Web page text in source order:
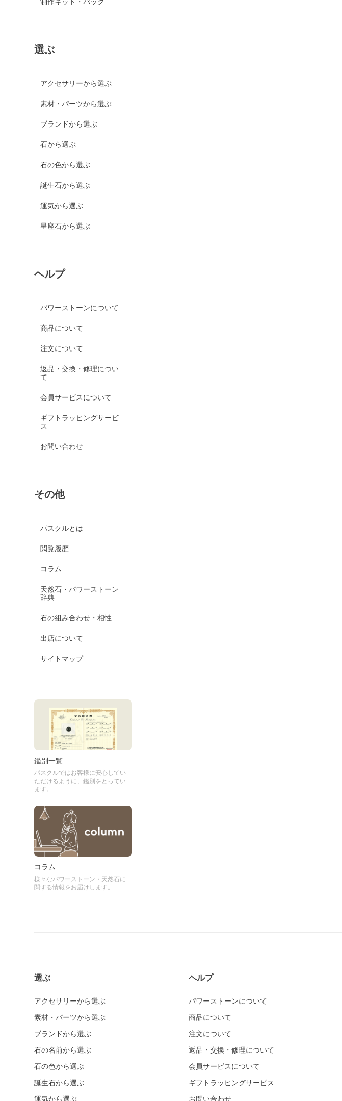
選ぶ
アクセサリーから選ぶ
素材・パーツから選ぶ
ブランドから選ぶ
石から選ぶ
石の色から選ぶ
誕生石から選ぶ
運気から選ぶ
星座石から選ぶ
ヘルプ
パワーストーンについて
商品について
注文について
返品・交換・修理につい
て
会員サービスについて
ギフトラッピングサービ
ス
お問い合わせ
その他
パスクルとは
閲覧履歴
コラム
天然石・パワーストーン
辞典
石の組み合わせ・相性
出店について
サイトマップ
鑑別一覧
パスクルではお客様に安心してい
ただけるように、鑑別をとってい
ます。
コラム
様々なパワーストーン・天然石に
関する情報をお届けします。
選ぶ
アクセサリーから選ぶ
素材・パーツから選ぶ
ブランドから選ぶ
石の名前から選ぶ
石の色から選ぶ
誕生石から選ぶ
運気から選ぶ
ヘルプ
パワーストーンについて
商品について
注文について
返品・交換・修理について
会員サービスについて
ギフトラッピングサービス
お問い合わせ